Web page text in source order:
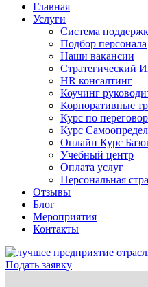
Главная
Услуги
Система
Подбор персонала
Наши вакансии
Стратегический
HR консалтинг
Коучинг
Корпоративные
Курс по
Курс
Онлайн Курс
Учебный центр
Оплата услуг
Персональная
Отзывы
Блог
Мероприятия
Контакты
Подать заявку